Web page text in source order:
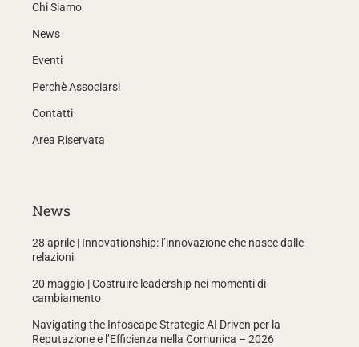
Chi Siamo
News
Eventi
Perchè Associarsi
Contatti
Area Riservata
News
28 aprile | Innovationship: l’innovazione che nasce dalle
relazioni
20 maggio | Costruire leadership nei momenti di
cambiamento
Navigating the Infoscape Strategie AI Driven per la
Reputazione e l’Efficienza nella Comunica – 2026